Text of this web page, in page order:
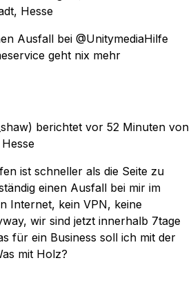
Hesse
Ausfall bei @UnitymediaHilfe
geht nix mehr
berichtet vor 52 Minuten von
ist schneller als die Seite zu
einen Ausfall bei mir im
Internet, kein VPN, keine
wir sind jetzt innerhalb 7tage
für ein Business soll ich mit der
mit Holz?